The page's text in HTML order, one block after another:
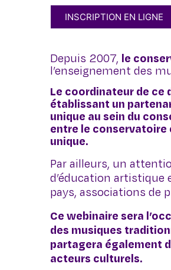
INSCRIPTION EN LIGNE
Depuis 2007, le
l’enseignement des
Le coordinateur de ce
établissant un
unique au sein du
entre le conservatoire
unique.
Par ailleurs, un
d’éducation artistique
pays, associations de
Ce webinaire sera
des musiques
partagera également
acteurs culturels.